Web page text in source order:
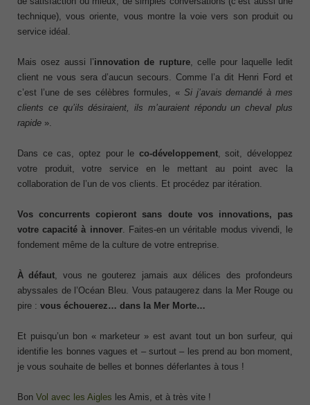
technique), vous oriente, vous montre la voie vers son produit ou
service idéal.
Mais osez aussi l’innovation de rupture, celle pour laquelle ledit
client ne vous sera d’aucun secours. Comme l’a dit Henri Ford et
c’est l’une de ses célèbres formules, « Si j’avaisdemandé à mes
clients ce qu’ils désiraient,ils m’auraientrépondu uncheval plus
rapide ».
Dans ce cas, optez pour le co-développement, soit, développez
votre produit, votre service en le mettant au point avec la
collaboration de l’un de vos clients. Et procédez par itération.
Vos concurrents copieront sans doute vos innovations, pas
votre capacité à innover. Faites-en un véritable modus vivendi, le
fondement même de la culture de votre entreprise.
À défaut , vous ne gouterez jamais aux délices des profondeurs
abyssales de l’Océan Bleu. Vous pataugerez dans la Mer Rouge ou
pire : vous échouerez… dans la Mer Morte…
Et puisqu’un bon « marketeur » est avant tout un bon surfeur, qui
identifie les bonnes vagues et – surtout – les prend au bon moment,
je vous souhaite de belles et bonnes déferlantes à tous !
Bon Vol avec les Aigles les Amis, et à très vite !